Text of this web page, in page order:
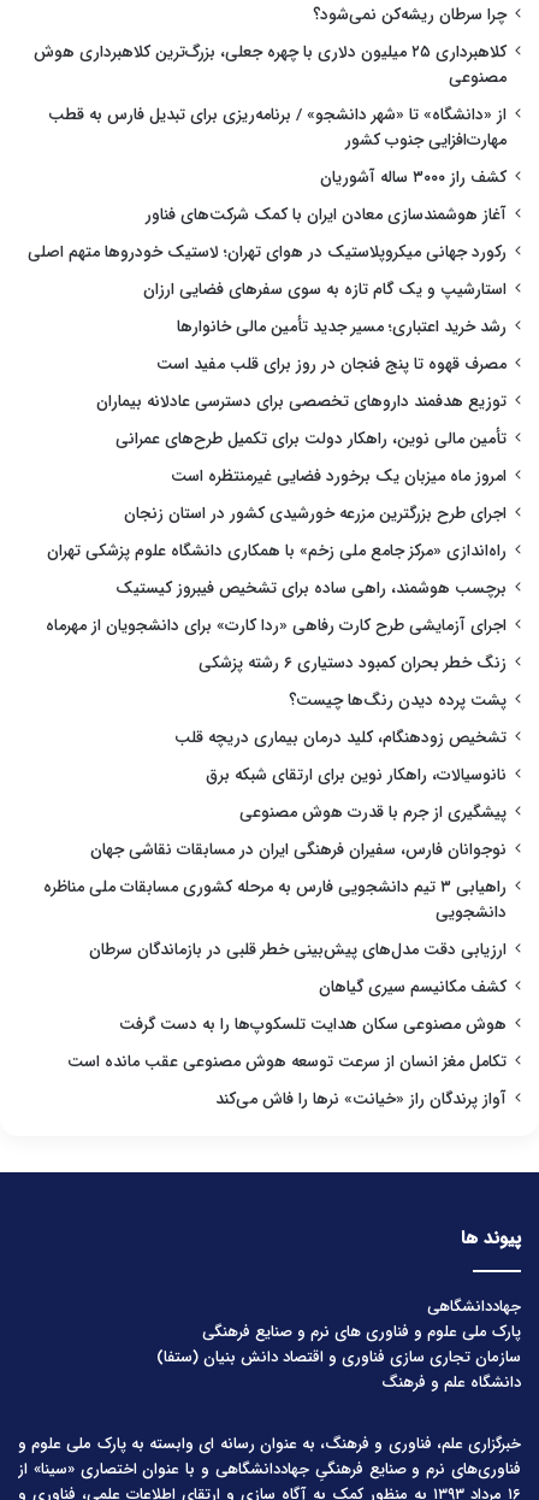
چرا سرطان ریشه‌کن نمی‌شود؟
کلاهبرداری ۲۵ میلیون دلاری با چهره جعلی، بزرگ‌ترین کلاهبرداری هوش
مصنوعی
از «دانشگاه» تا «شهر دانشجو» / برنامه‌ریزی برای تبدیل فارس به قطب
مهارت‌افزایی جنوب کشور
کشف راز ۳۰۰۰ ساله آشوریان
آغاز هوشمندسازی معادن ایران با کمک شرکت‌های فناور
رکورد جهانی میکروپلاستیک در هوای تهران؛ لاستیک خودروها متهم اصلی
استارشیپ و یک گام تازه به سوی سفرهای فضایی ارزان
رشد خرید اعتباری؛ مسیر جدید تأمین مالی خانوارها
مصرف قهوه تا پنج فنجان در روز برای قلب مفید است
توزیع هدفمند داروهای تخصصی برای دسترسی عادلانه بیماران
تأمین مالی نوین، راهکار دولت برای تکمیل طرح‌های عمرانی
امروز ماه میزبان یک برخورد فضایی غیرمنتظره است
اجرای طرح بزرگترین مزرعه خورشیدی کشور در استان زنجان
راه‌اندازی «مرکز جامع ملی زخم» با همکاری دانشگاه علوم پزشکی تهران
برچسب هوشمند، راهی ساده برای تشخیص فیبروز کیستیک
اجرای آزمایشی طرح کارت رفاهی «ردا کارت» برای دانشجویان از مهرماه
زنگ خطر بحران کمبود دستیاری ۶ رشته پزشکی
پشت پرده دیدن رنگ‌ها چیست؟
تشخیص زودهنگام، کلید درمان بیماری دریچه قلب
نانوسیالات، راهکار نوین برای ارتقای شبکه برق
پیشگیری از جرم با قدرت هوش مصنوعی
نوجوانان فارس، سفیران فرهنگی ایران در مسابقات نقاشی جهان
راهیابی ۳ تیم دانشجویی فارس به مرحله کشوری مسابقات ملی مناظره
دانشجویی
ارزیابی دقت مدل‌های پیش‌بینی خطر قلبی در بازماندگان سرطان
کشف مکانیسم سیری گیاهان
هوش مصنوعی سکان هدایت تلسکوپ‌ها را به دست گرفت
تکامل مغز انسان از سرعت توسعه هوش مصنوعی عقب مانده است
آواز پرندگان راز «خیانت» نرها را فاش می‌کند
پیوند ها
جهاددانشگاهی
پارک ملی علوم و فناوری های نرم و صنایع فرهنگی
سازمان تجاری سازی فناوری و اقتصاد دانش بنیان (ستفا)
دانشگاه علم و فرهنگ
خبرگزاری علم، فناوری و فرهنگ، به عنوان رسانه ای وابسته به پارک ملی علوم و
فناوری‌های نرم و صنایع فرهنگیِ جهاددانشگاهی و با عنوان اختصاری «سینا» از
۱۶ مرداد ۱۳۹۳ به منظور کمک به آگاه سازی و ارتقای اطلاعات علمی، فناوری و